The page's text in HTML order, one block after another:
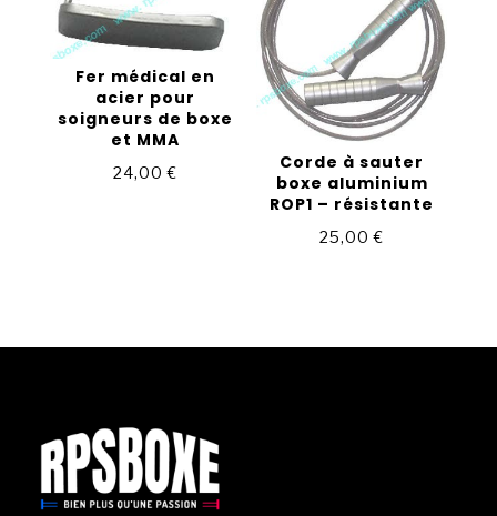
Fer médical en
acier pour
soigneurs de boxe
et MMA
24,00€
Corde à sauter
boxe aluminium
ROP1 – résistante
25,00€